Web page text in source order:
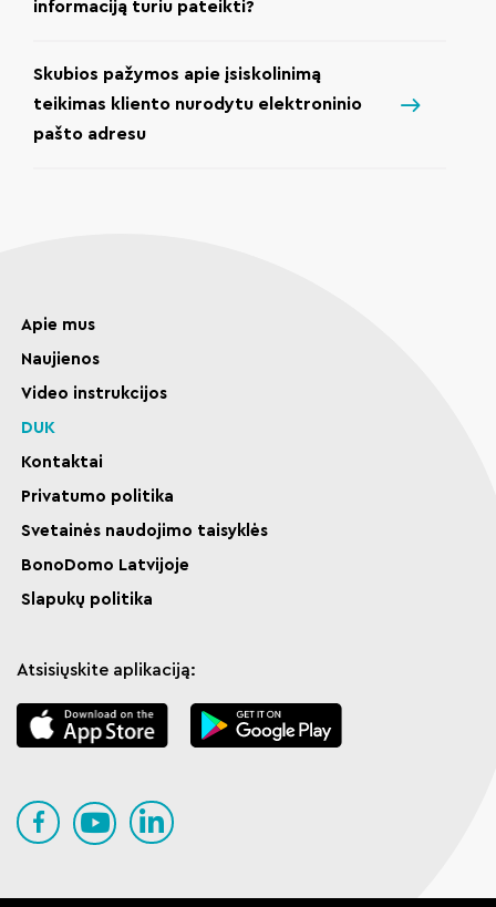
informaciją turiu pateikti?
Skubios pažymos apie įsiskolinimą
teikimas kliento nurodytu elektroninio
pašto adresu
Apie mus
Naujienos
Video instrukcijos
DUK
Kontaktai
Privatumo politika
Svetainės naudojimo taisyklės
BonoDomo Latvijoje
Slapukų politika
Atsisiųskite aplikaciją: